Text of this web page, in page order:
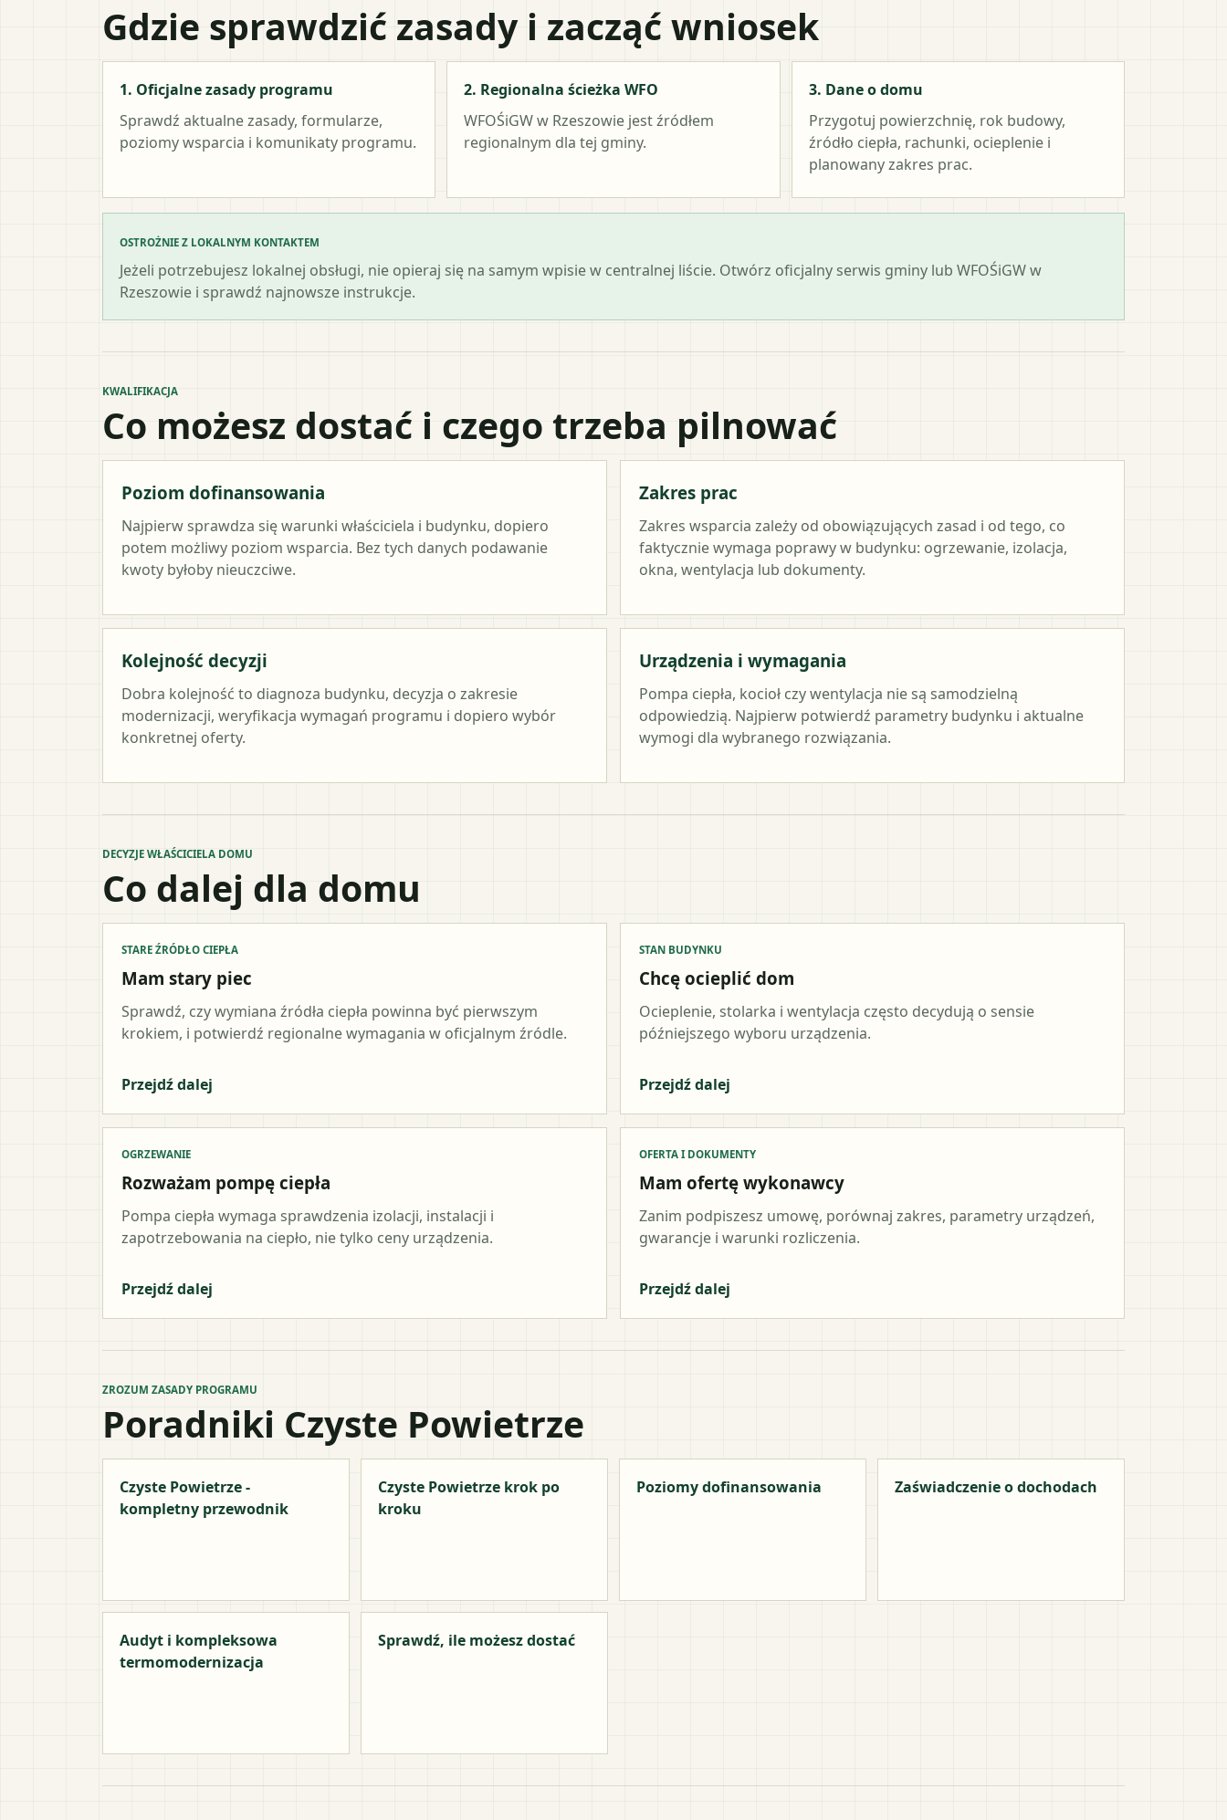
Gdzie sprawdzić zasady i zacząć wniosek
1. Oficjalne zasady programu
Sprawdź aktualne zasady, formularze,
poziomy wsparcia i komunikaty programu.
2. Regionalna ścieżka WFO
WFOŚiGW w Rzeszowie jest źródłem
regionalnym dla tej gminy.
3. Dane o domu
Przygotuj powierzchnię, rok budowy,
źródło ciepła, rachunki, ocieplenie i
planowany zakres prac.
OSTROŻNIE Z LOKALNYM KONTAKTEM
Jeżeli potrzebujesz lokalnej obsługi, nie opieraj się na samym wpisie w centralnej liście. Otwórz oficjalny serwis gminy lub WFOŚiGW w
Rzeszowie i sprawdź najnowsze instrukcje.
KWALIFIKACJA
Co możesz dostać i czego trzeba pilnować
Poziom dofinansowania
Najpierw sprawdza się warunki właściciela i budynku, dopiero
potem możliwy poziom wsparcia. Bez tych danych podawanie
kwoty byłoby nieuczciwe.
Zakres prac
Zakres wsparcia zależy od obowiązujących zasad i od tego, co
faktycznie wymaga poprawy w budynku: ogrzewanie, izolacja,
okna, wentylacja lub dokumenty.
Kolejność decyzji
Dobra kolejność to diagnoza budynku, decyzja o zakresie
modernizacji, weryfikacja wymagań programu i dopiero wybór
konkretnej oferty.
Urządzenia i wymagania
Pompa ciepła, kocioł czy wentylacja nie są samodzielną
odpowiedzią. Najpierw potwierdź parametry budynku i aktualne
wymogi dla wybranego rozwiązania.
DECYZJE WŁAŚCICIELA DOMU
Co dalej dla domu
STARE ŹRÓDŁO CIEPŁA
Mam stary piec
Sprawdź, czy wymiana źródła ciepła powinna być pierwszym
krokiem, i potwierdź regionalne wymagania w oficjalnym źródle.
Przejdź dalej
STAN BUDYNKU
Chcę ocieplić dom
Ocieplenie, stolarka i wentylacja często decydują o sensie
późniejszego wyboru urządzenia.
Przejdź dalej
OGRZEWANIE
Rozważam pompę ciepła
Pompa ciepła wymaga sprawdzenia izolacji, instalacji i
zapotrzebowania na ciepło, nie tylko ceny urządzenia.
Przejdź dalej
OFERTA I DOKUMENTY
Mam ofertę wykonawcy
Zanim podpiszesz umowę, porównaj zakres, parametry urządzeń,
gwarancje i warunki rozliczenia.
Przejdź dalej
ZROZUM ZASADY PROGRAMU
Poradniki Czyste Powietrze
Czyste Powietrze -
kompletny przewodnik
Czyste Powietrze krok po
kroku
Poziomy dofinansowania Zaświadczenie o dochodach
Audyt i kompleksowa
termomodernizacja
Sprawdź, ile możesz dostać